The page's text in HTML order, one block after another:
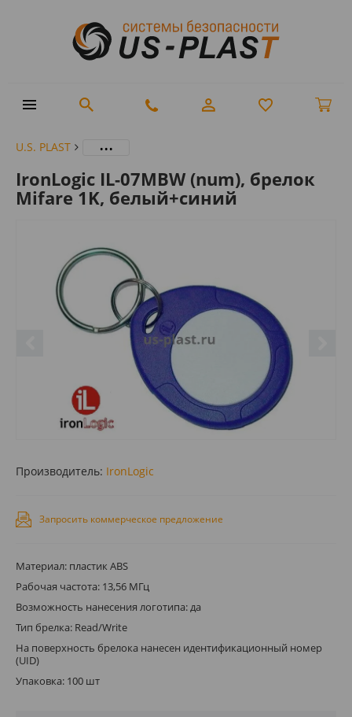
U.S. PLAST ...
IronLogic IL-07MBW (num), брелок
Mifare 1K, белый+синий
Производитель: IronLogic
Запросить коммерческое предложение
Материал: пластик ABS
Рабочая частота: 13,56 МГц
Возможность нанесения логотипа: да
Тип брелка: Read/Write
На поверхность брелока нанесен идентификационный номер
(UID)
Упаковка: 100 шт